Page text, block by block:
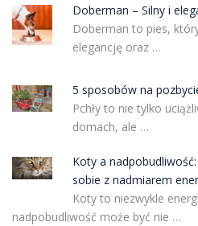
Doberman – Silny i
Doberman to pies,
elegancję oraz …
5 sposobów na
Pchły to nie tylko
domach, ale …
Koty a
sobie z nadmiarem
Koty to niezwykle
nadpobudliwość może być nie …